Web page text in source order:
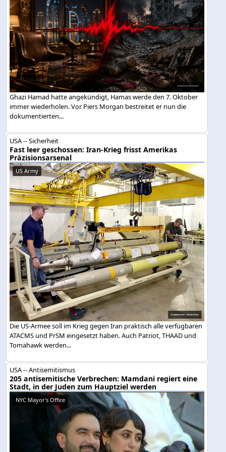
Ghazi Hamad hatte angekündigt, Hamas werde den 7. Oktober
immer wiederholen. Vor Piers Morgan bestreitet er nun die
dokumentierten...
USA -- Sicherheit
Fast leer geschossen: Iran-Krieg frisst Amerikas
Präzisionsarsenal
US Army
Die US-Armee soll im Krieg gegen Iran praktisch alle verfügbaren
ATACMS und PrSM eingesetzt haben. Auch Patriot, THAAD und
Tomahawk werden...
USA -- Antisemitismus
205 antisemitische Verbrechen: Mamdani regiert eine
Stadt, in der Juden zum Hauptziel werden
NYC Mayor's Office